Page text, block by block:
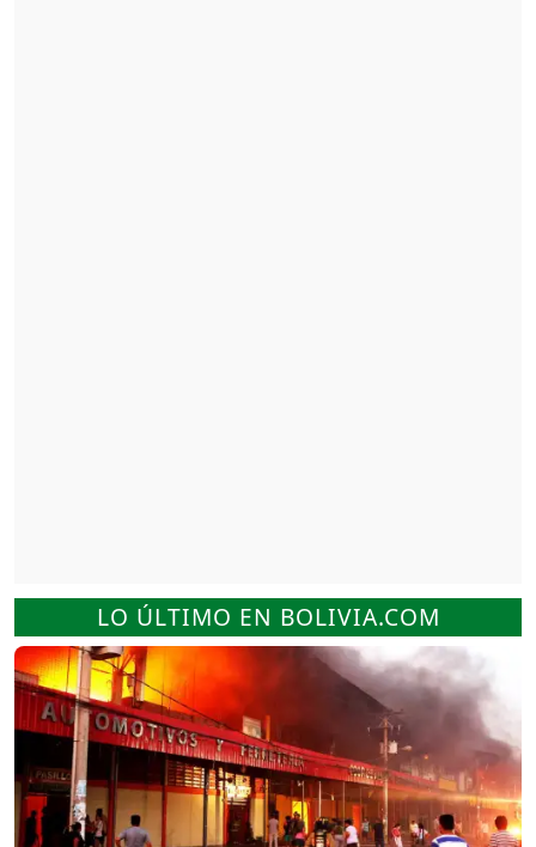
LO ÚLTIMO EN BOLIVIA.COM